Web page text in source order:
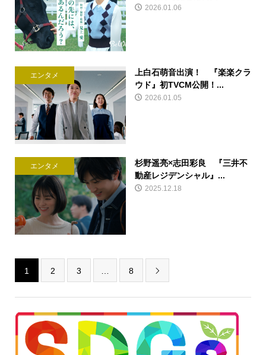
2026.01.06
エンタメ
上白石萌音出演！ 『楽楽クラ
ウド』初TVCM公開！...
2026.01.05
エンタメ
杉野遥亮×志⽥彩良 『三井不
動産レジデンシャル』...
2025.12.18
1 2 3 8 